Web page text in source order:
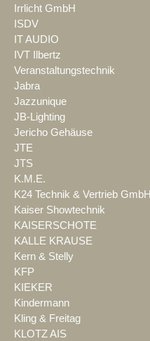
Irrlicht GmbH
ISDV
IT AUDIO
IVT Ilbertz
Veranstaltungstechnik
Jabra
Jazzunique
JB-Lighting
Jericho Gehäuse
JTE
JTS
K.M.E.
K24 Technik & Vertrieb GmbH
Kaiser Showtechnik
KAISERSCHOTE
KALLE KRAUSE
Kern & Stelly
KFP
KIEKER
Kindermann
Kling & Freitag
KLOTZ AIS